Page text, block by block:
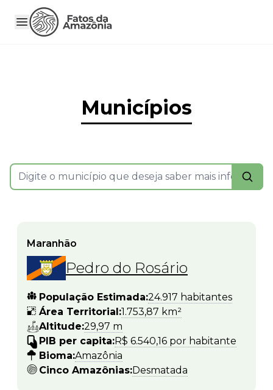
Municípios
Maranhão
Pedro do Rosário
População Estimada:24.917 habitantes
Área Territorial:1.753,87 km²
Altitude:29,97 m
PIB per capita:R$ 6.540,16 por habitante
Bioma:Amazônia
Cinco Amazônias:Desmatada